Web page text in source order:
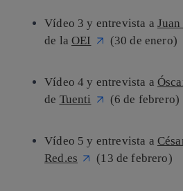
Vídeo 3 y entrevista a
de laOEI (30 de enero)
Vídeo 4 y entrevista a
de Tuenti (6 de febrero)
Vídeo 5 y entrevista a
Red.es
(13 de febrero)